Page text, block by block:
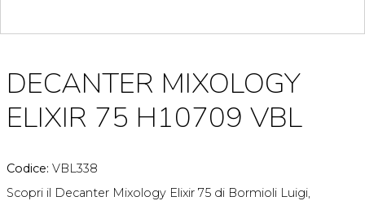
DECANTER MIXOLOGY
ELIXIR 75 H10709 VBL
Codice: VBL338
Scopri il Decanter Mixology Elixir 75 di Bormioli Luigi,